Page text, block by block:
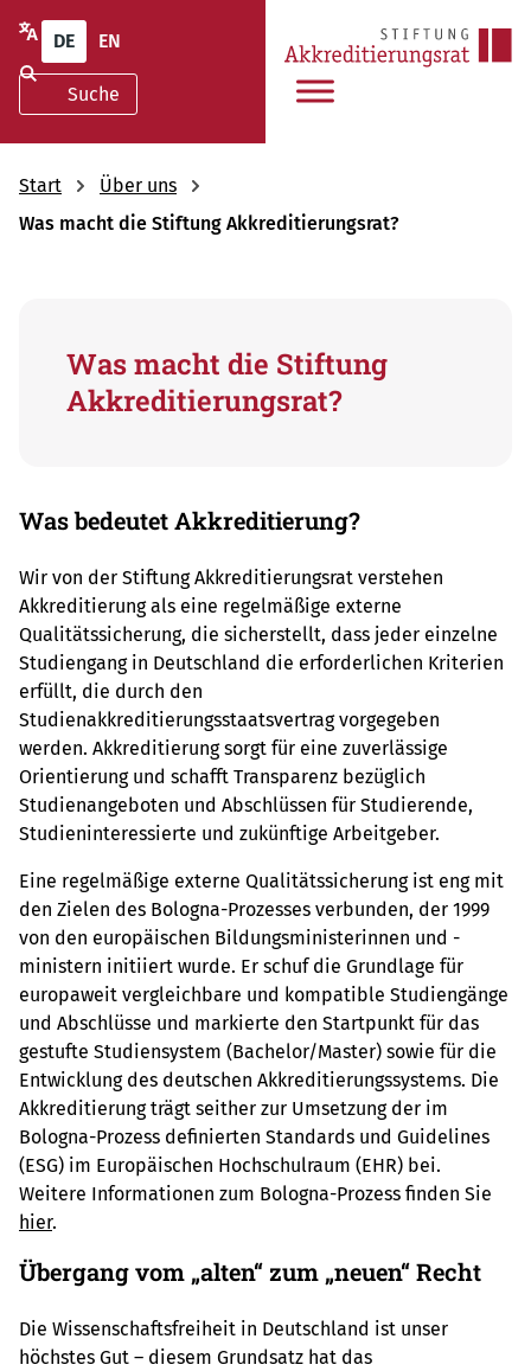
DE EN
Start
Über uns
Was macht die Stiftung Akkreditierungsrat?
Was macht die Stiftung
Akkreditierungsrat?
Was bedeutet Akkreditierung?
Wir von der Stiftung Akkreditierungsrat verstehen
Akkreditierung als eine regelmäßige externe
Qualitätssicherung, die sicherstellt, dass jeder einzelne
Studiengang in Deutschland die erforderlichen Kriterien
erfüllt, die durch den
Studienakkreditierungsstaatsvertrag vorgegeben
werden. Akkreditierung sorgt für eine zuverlässige
Orientierung und schafft Transparenz bezüglich
Studienangeboten und Abschlüssen für Studierende,
Studieninteressierte und zukünftige Arbeitgeber.
Eine regelmäßige externe Qualitätssicherung ist eng mit
den Zielen des Bologna-Prozesses verbunden, der 1999
von den europäischen Bildungsministerinnen und -
ministern initiiert wurde. Er schuf die Grundlage für
europaweit vergleichbare und kompatible Studiengänge
und Abschlüsse und markierte den Startpunkt für das
gestufte Studiensystem (Bachelor/Master) sowie für die
Entwicklung des deutschen Akkreditierungssystems. Die
Akkreditierung trägt seither zur Umsetzung der im
Bologna-Prozess definierten Standards und Guidelines
(ESG) im Europäischen Hochschulraum (EHR) bei.
Weitere Informationen zum Bologna-Prozess finden Sie
hier.
Übergang vom „alten“ zum „neuen“ Recht
Die Wissenschaftsfreiheit in Deutschland ist unser
höchstes Gut – diesem Grundsatz hat das